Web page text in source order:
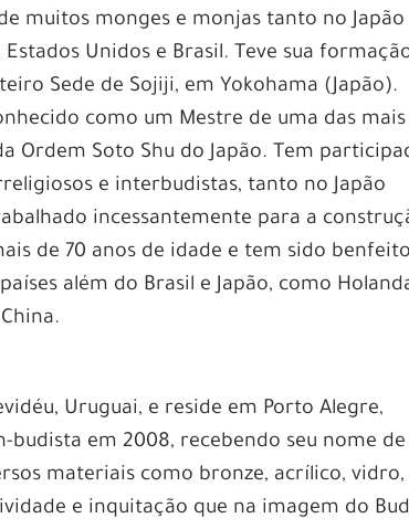
muitos monges e monjas tanto no Japão
Unidos e Brasil. Teve sua
Sede de Sojiji, em Yokohama (Japão).
como um Mestre de uma das mais
Ordem Soto Shu do Japão. Tem
e interbudistas, tanto no Japão
incessantemente para a
de 70 anos de idade e tem sido
além do Brasil e Japão, como
Uruguai, e reside em Porto Alegre,
budista em 2008, recebendo seu nome de
materiais como bronze, acrílico, vidro,
e inquitação que na imagem do